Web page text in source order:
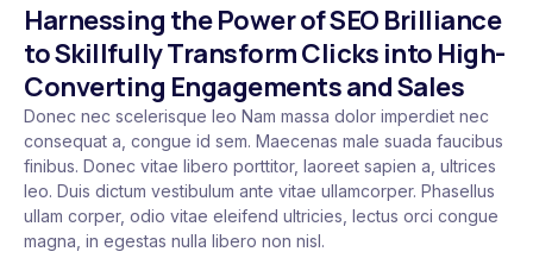
Harnessing the Power of SEO Brilliance
to Skillfully Transform Clicks into High-
Converting Engagements and Sales
Donec nec scelerisque leo Nam massa dolor imperdiet nec
consequat a, congue id sem. Maecenas male suada faucibus
finibus. Donec vitae libero porttitor, laoreet sapien a, ultrices
leo. Duis dictum vestibulum ante vitae ullamcorper. Phasellus
ullam corper, odio vitae eleifend ultricies, lectus orci congue
magna, in egestas nulla libero non nisl.